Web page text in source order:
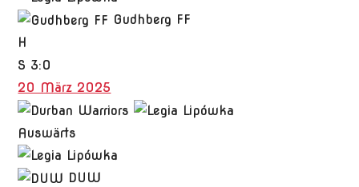
Gudhberg FF
H
S 3:0
20 März 2025
Auswärts
DUW